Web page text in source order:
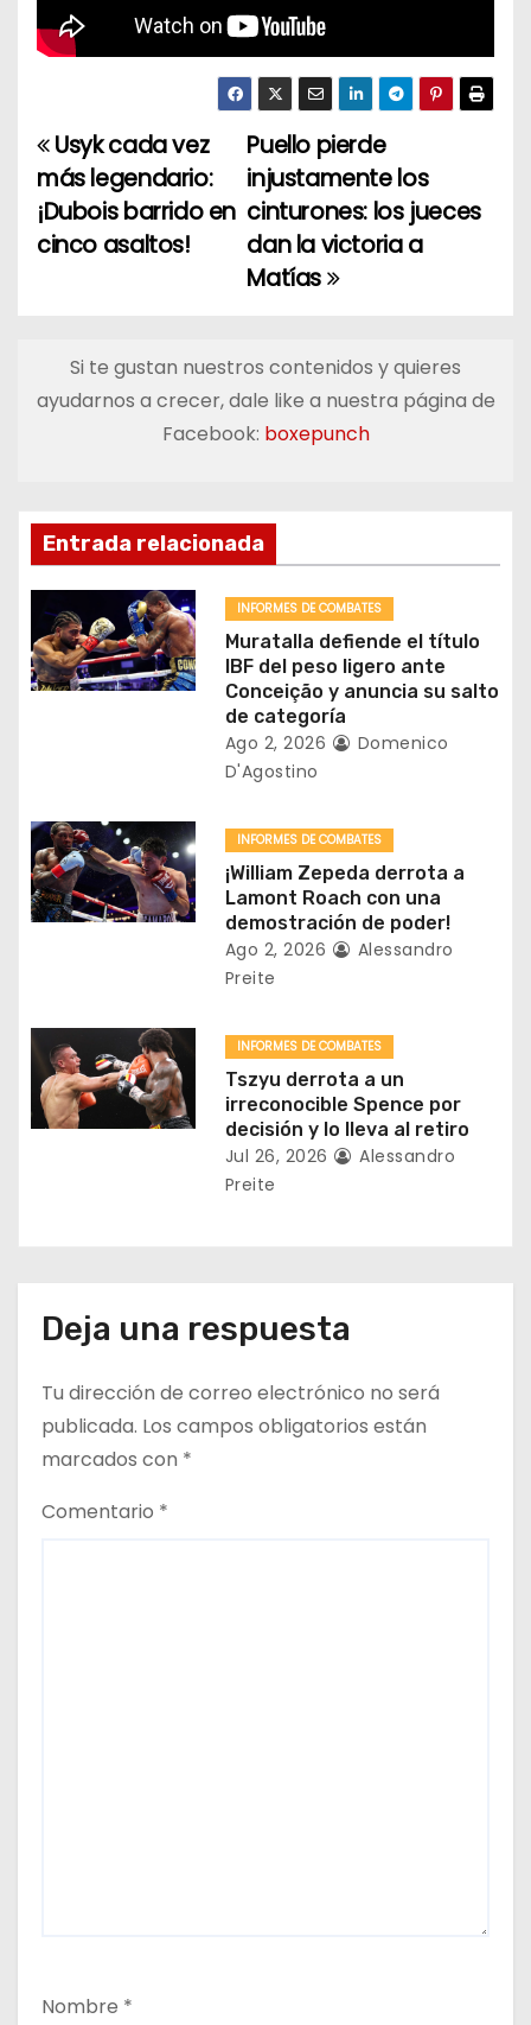
N
a
v
a
ó
n
d
e
t
r
a
s
Puello pierde
injustamente los
cinturones: los jueces
dan la victoria a
Matías
Usyk cada vez
más legendario:
¡Dubois barrido en
cinco asaltos!
Si te gustan nuestros contenidos y quieres
ayudarnos a crecer, dale like a nuestra página de
Facebook: boxepunch
Entrada relacionada
INFORMES DE COMBATES
Muratalla defiende el título
IBF del peso ligero ante
Conceição y anuncia su salto
de categoría
Ago 2, 2026
Domenico
D'Agostino
INFORMES DE COMBATES
¡William Zepeda derrota a
Lamont Roach con una
demostración de poder!
Ago 2, 2026
Alessandro
Preite
INFORMES DE COMBATES
Tszyu derrota a un
irreconocible Spence por
decisión y lo lleva al retiro
Jul 26, 2026
Alessandro
Preite
Deja una respuesta
Tu dirección de correo electrónico no será
publicada. Los campos obligatorios están
marcados con *
Comentario *
Nombre *